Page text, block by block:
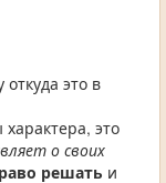
откуда это в
это
о своих
решать и